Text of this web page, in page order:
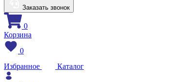
Заказать звонок
0
Корзина
0
Избранное
Каталог